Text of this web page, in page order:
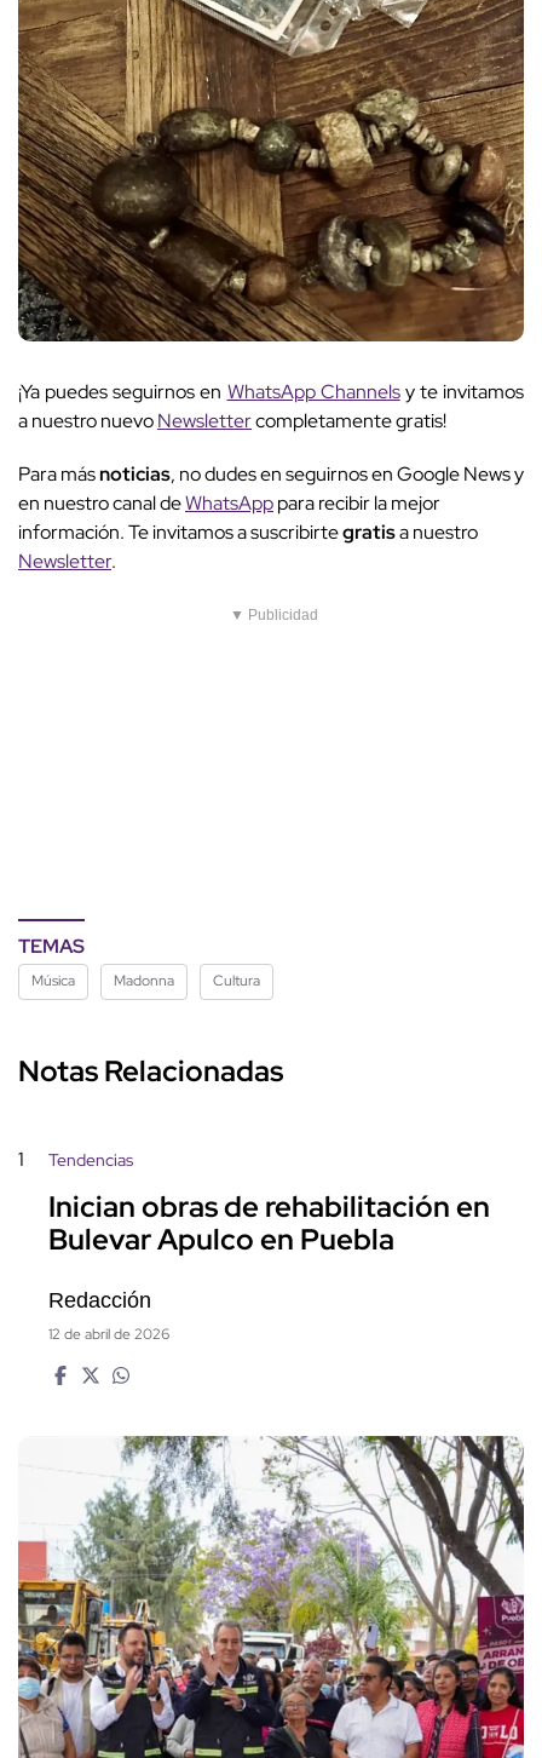
¡Ya puedes seguirnos en WhatsApp Channelsy te invitamos
a nuestro nuevoNewslettercompletamente gratis!
Para másnoticias, no dudes en seguirnos en Google News y
en nuestro canal deWhatsApppara recibir la mejor
información. Te invitamos a suscribirtegratisa nuestro
Newsletter.
▼ Publicidad
TEMAS
Música Madonna Cultura
Notas Relacionadas
1 Tendencias
Inician obras de rehabilitación en
Bulevar Apulco en Puebla
Redacción
12 de abril de 2026